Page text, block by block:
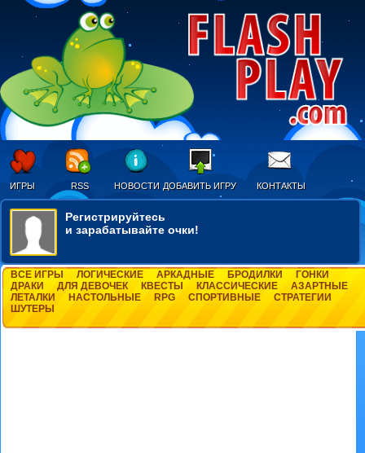
ИГРЫ RSS НОВОСТИ ДОБАВИТЬ ИГРУ КОНТАКТЫ
Регистрируйтесь
и зарабатывайте очки!
ВСЕ ИГРЫ ЛОГИЧЕСКИЕ АРКАДНЫЕ БРОДИЛКИ
ГОНКИ
ДРАКИ
ДЛЯ ДЕВОЧЕК КВЕСТЫ КЛАССИЧЕСКИЕ
АЗАРТНЫЕ
ЛЕТАЛКИ
НАСТОЛЬНЫЕ RPG СПОРТИВНЫЕ
СТРАТЕГИИ
ШУТЕРЫ